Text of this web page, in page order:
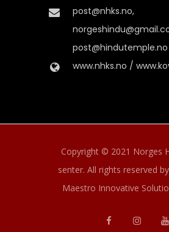
post@nhks.no,
post@hindutemple.no
www.nhks.no /
Copyright © 2021 Norges
senter. All rights reserved
Maestro Innovative